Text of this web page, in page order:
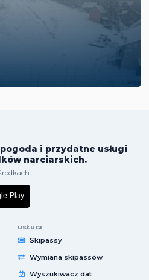
i przydatne usługi
narciarskich.
USŁUGI
Skipassy
Wymiana skipassów
Wyszukiwacz dat